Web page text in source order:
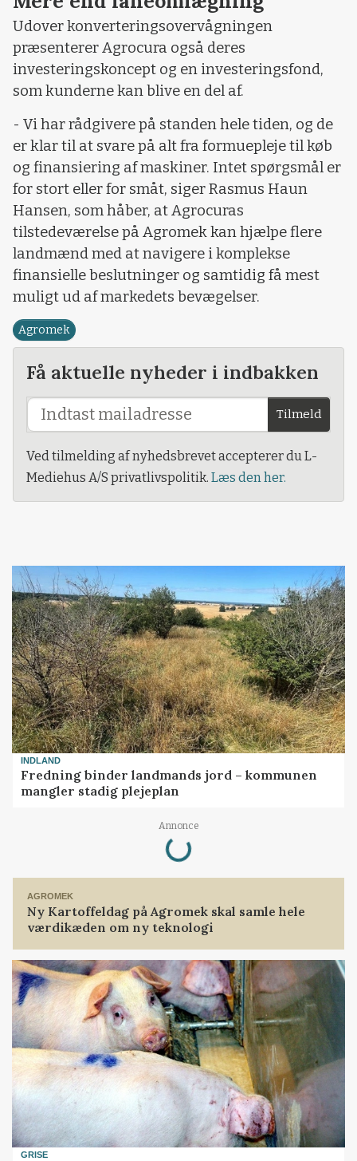
Udover konverteringsovervågningen
præsenterer Agrocura også deres
investeringskoncept og en investeringsfond,
som kunderne kan blive en del af.
- Vi har rådgivere på standen hele tiden, og de
er klar til at svare på alt fra formuepleje til køb
og finansiering af maskiner. Intet spørgsmål er
for stort eller for småt, siger Rasmus Haun
Hansen, som håber, at Agrocuras
tilstedeværelse på Agromek kan hjælpe flere
landmænd med at navigere i komplekse
finansielle beslutninger og samtidig få mest
muligt ud af markedets bevægelser.
Agromek
Få aktuelle nyheder i indbakken
Tilmeld
Ved tilmelding af nyhedsbrevet accepterer du L-
Mediehus A/S privatlivspolitik. Læs den her.
INDLAND
Fredning binder landmands jord – kommunen
mangler stadig plejeplan
Annonce
Loading...
AGROMEK
Ny Kartoffeldag på Agromek skal samle hele
værdikæden om ny teknologi
GRISE